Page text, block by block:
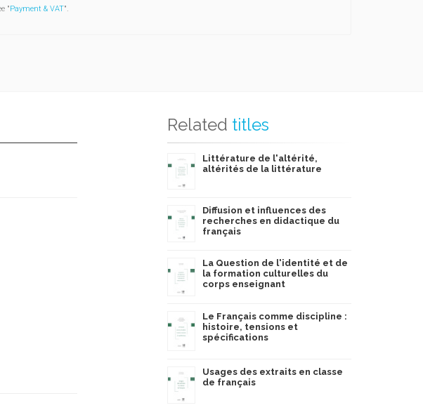
"Payment & VAT".
Related titles
Littérature de l'altérité,
altérités de la littérature
Diffusion et influences des
recherches en didactique du
français
La Question de l'identité et de
la formation culturelles du
corps enseignant
Le Français comme discipline :
histoire, tensions et
spécifications
Usages des extraits en classe
de français